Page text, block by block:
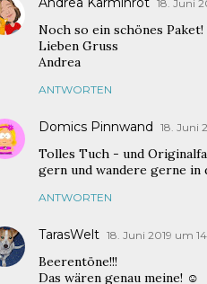
18. Juni
Noch so ein schönes
Lieben Gruss
Andrea
ANTWORTEN
Domics Pinnwand 18. Juni
Tolles Tuch - und
gern und wandere gerne in
ANTWORTEN
TarasWelt 18. Juni 2019 um
Beerentöne!!!
Das wären genau meine! ☺